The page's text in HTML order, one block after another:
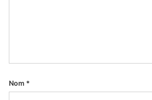
Nom *